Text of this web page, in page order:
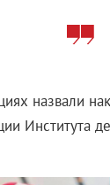
назвали
Института